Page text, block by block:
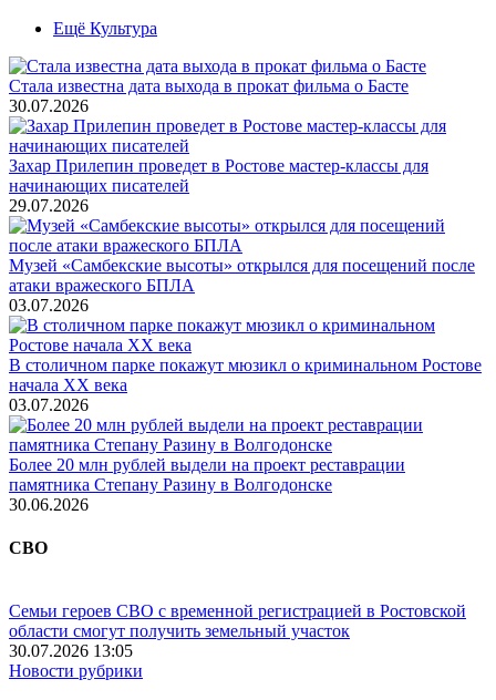
Ещё Культура
Стала известна дата выхода в прокат фильма о Басте
30.07.2026
Захар Прилепин проведет в Ростове мастер-классы для
начинающих писателей
29.07.2026
Музей «Самбекские высоты» открылся для посещений после
атаки вражеского БПЛА
03.07.2026
В столичном парке покажут мюзикл о криминальном Ростове
начала ХХ века
03.07.2026
Более 20 млн рублей выдели на проект реставрации
памятника Степану Разину в Волгодонске
30.06.2026
СВО
Семьи героев СВО с временной регистрацией в Ростовской
области смогут получить земельный участок
30.07.2026 13:05
Новости рубрики